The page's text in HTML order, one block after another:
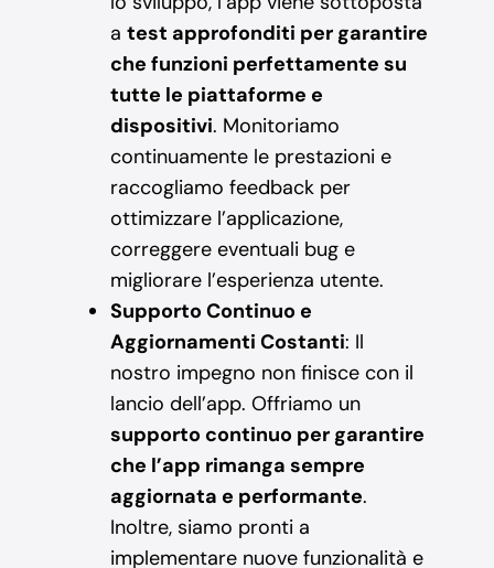
a test approfonditi per garantire
che funzioni perfettamente su
tutte le piattaforme e
dispositivi. Monitoriamo
continuamente le prestazioni e
raccogliamo feedback per
ottimizzare l’applicazione,
correggere eventuali bug e
migliorare l’esperienza utente.
Supporto Continuo e
Aggiornamenti Costanti: Il
nostro impegno non finisce con il
lancio dell’app. Offriamo un
supporto continuo per garantire
che l’app rimanga sempre
aggiornata e performante.
Inoltre, siamo pronti a
implementare nuove funzionalità e